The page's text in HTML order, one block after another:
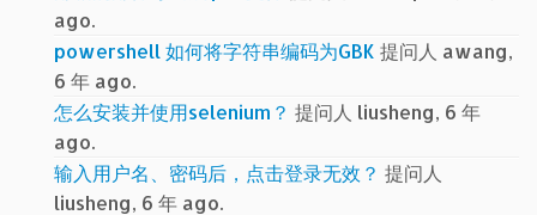
ago.
powershell 如何将字符串编码为GBK 提问人 awang,
6 年 ago.
怎么安装并使用selenium？ 提问人 liusheng, 6 年
ago.
输入用户名、密码后，点击登录无效？ 提问人
liusheng, 6 年 ago.